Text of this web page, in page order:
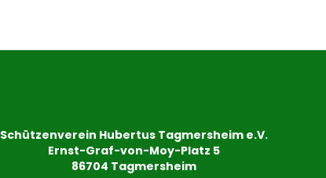
Schützenverein Hubertus Tagmersheim e.V.
Ernst-Graf-von-Moy-Platz 5
86704 Tagmersheim